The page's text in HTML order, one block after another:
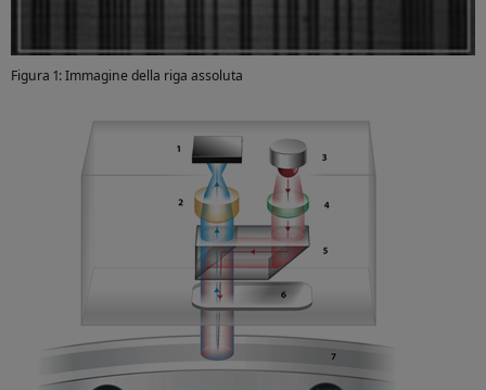
Figura 1: Immagine della riga assoluta